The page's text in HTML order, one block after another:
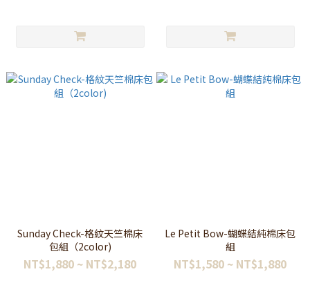
Sunday Check-格紋天竺棉床
包組（2color)
NT$1,880 ~ NT$2,180
Le Petit Bow-蝴蝶結純棉床包
組
NT$1,580 ~ NT$1,880